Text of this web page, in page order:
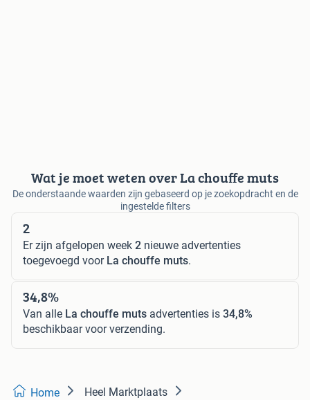
Wat je moet weten over La chouffe muts
De onderstaande waarden zijn gebaseerd op je zoekopdracht en de
ingestelde filters
2
Er zijn afgelopen week 2 nieuwe advertenties
toegevoegd voor La chouffe muts.
34,8%
Van alle La chouffe muts advertenties is 34,8%
beschikbaar voor verzending.
Home Heel Marktplaats